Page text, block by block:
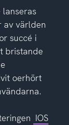
lanseras
av världen
succé i
bristande
oerhört
IOS